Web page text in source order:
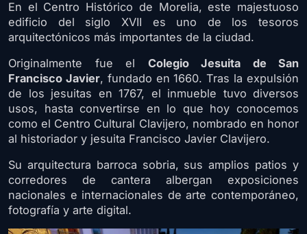
En el Centro Histórico de Morelia, este majestuoso
edificio del siglo XVII es uno de los tesoros
arquitectónicos más importantes de la ciudad.
Originalmente fue el Colegio Jesuita de San
Francisco Javier, fundado en 1660. Tras la expulsión
de los jesuitas en 1767, el inmueble tuvo diversos
usos, hasta convertirse en lo que hoy conocemos
como el Centro Cultural Clavijero, nombrado en honor
al historiador y jesuita Francisco Javier Clavijero.
Su arquitectura barroca sobria, sus amplios patios y
corredores de cantera albergan exposiciones
nacionales e internacionales de arte contemporáneo,
fotografía y arte digital.